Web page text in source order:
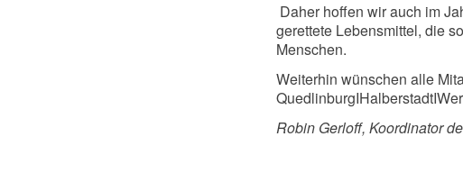
Daher hoffen wir auch im
gerettete Lebensmittel, die
Menschen.
Weiterhin wünschen alle
Robin Gerloff, Koordinator